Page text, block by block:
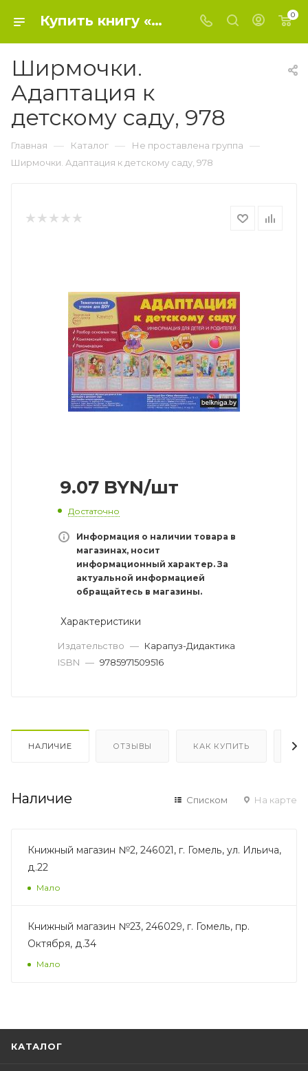
Купить книгу «Ширмочки. Адаптация к детскому саду, 978» 0, - Не проставлена группа 0
Ширмочки.
Адаптация к
детскому саду, 978
Главная — Каталог — Не проставлена группа —
Ширмочки. Адаптация к детскому саду, 978
9.07 BYN/шт
Достаточно
Информация о наличии товара в
магазинах, носит
информационный характер. За
актуальной информацией
обращайтесь в магазины.
Характеристики
Издательство — Карапуз-Дидактика
ISBN — 9785971509516
НАЛИЧИЕ ОТЗЫВЫ КАК КУПИТЬ
Наличие Списком На карте
Книжный магазин №2, 246021, г. Гомель, ул. Ильича,
д.22
Мало
Книжный магазин №23, 246029, г. Гомель, пр.
Октября, д.34
Мало
КАТАЛОГ